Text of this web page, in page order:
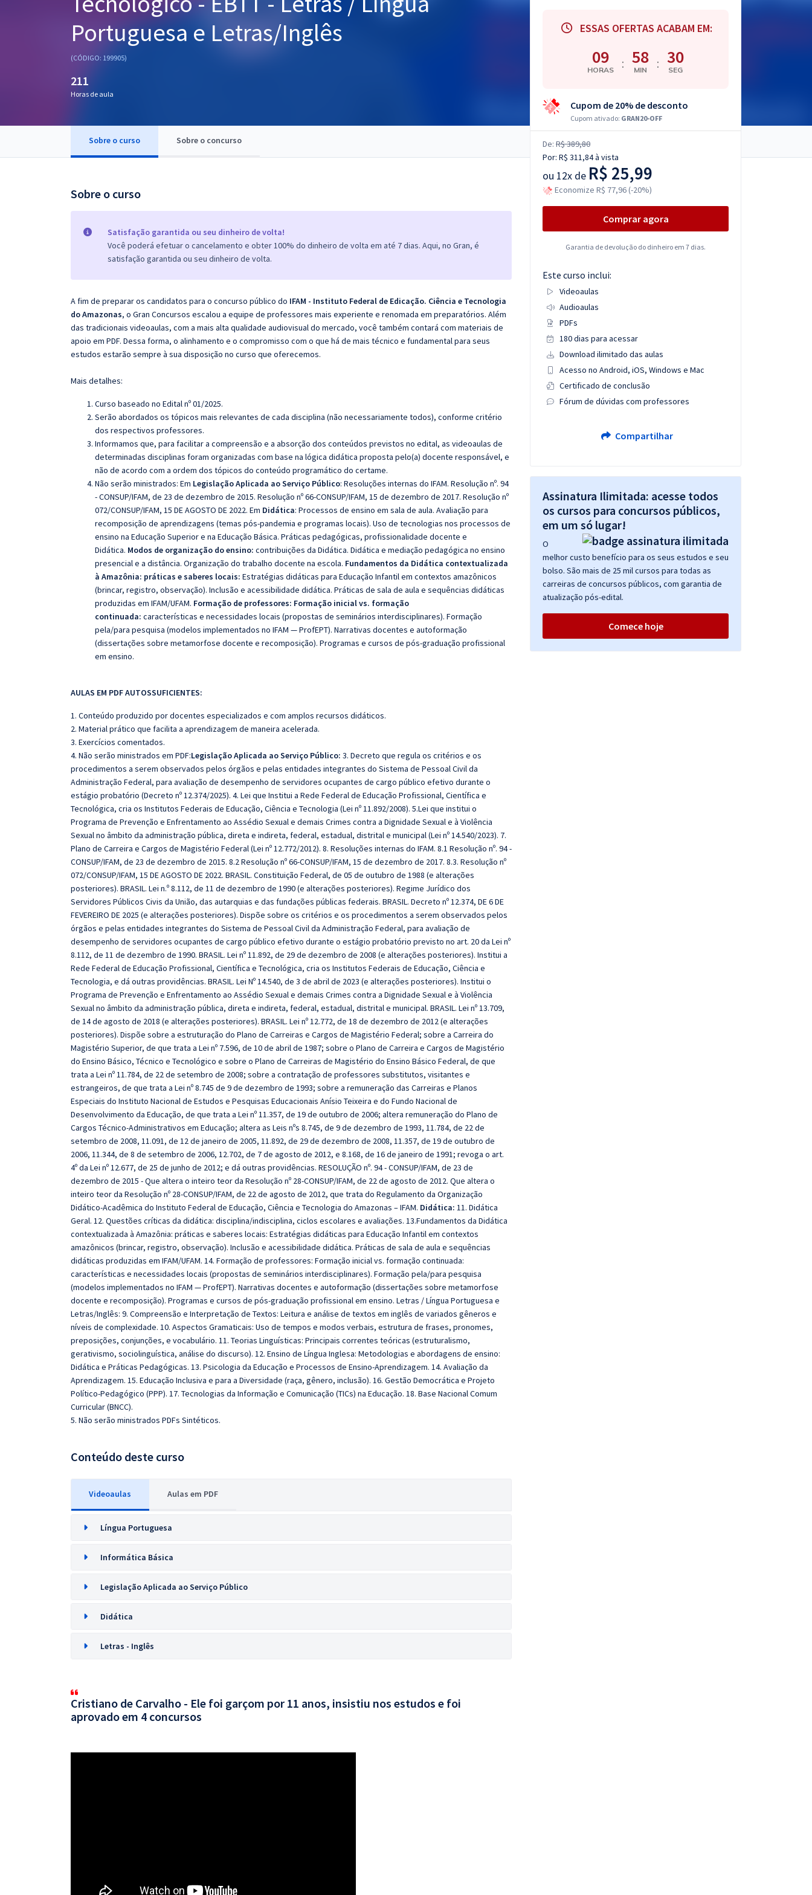
Questões grátis
Portuguesa e Letras/Inglês
(CÓDIGO: 199905)
211
Horas de aula
Sobre o curso Sobre o concurso
Sobre o curso
Satisfação garantida ou seu dinheiro de volta!
Você poderá efetuar o cancelamento e obter 100% do dinheiro de volta em até 7 dias. Aqui, no Gran, é
satisfação garantida ou seu dinheiro de volta.
A fim de preparar os candidatos para o concurso público do IFAM - Instituto Federal de Edicação. Ciência e Tecnologia
do Amazonas, o Gran Concursos escalou a equipe de professores mais experiente e renomada em preparatórios. Além
das tradicionais videoaulas, com a mais alta qualidade audiovisual do mercado, você também contará com materiais de
apoio em PDF. Dessa forma, o alinhamento e o compromisso com o que há de mais técnico e fundamental para seus
estudos estarão sempre à sua disposição no curso que oferecemos.
Mais detalhes:
Curso baseado no Edital nº 01/2025.
Serão abordados os tópicos mais relevantes de cada disciplina (não necessariamente todos), conforme critério
dos respectivos professores.
Informamos que, para facilitar a compreensão e a absorção dos conteúdos previstos no edital, as videoaulas de
determinadas disciplinas foram organizadas com base na lógica didática proposta pelo(a) docente responsável, e
não de acordo com a ordem dos tópicos do conteúdo programático do certame.
Não serão ministrados: Em Legislação Aplicada ao Serviço Público: Resoluções internas do IFAM. Resolução nº. 94
- CONSUP/IFAM, de 23 de dezembro de 2015. Resolução nº 66-CONSUP/IFAM, 15 de dezembro de 2017. Resolução nº
072/CONSUP/IFAM, 15 DE AGOSTO DE 2022. Em Didática: Processos de ensino em sala de aula. Avaliação para
recomposição de aprendizagens (temas pós-pandemia e programas locais). Uso de tecnologias nos processos de
ensino na Educação Superior e na Educação Básica. Práticas pedagógicas, profissionalidade docente e
Didática. Modos de organização do ensino: contribuições da Didática. Didática e mediação pedagógica no ensino
presencial e a distância. Organização do trabalho docente na escola. Fundamentos da Didática contextualizada
à Amazônia: práticas e saberes locais: Estratégias didáticas para Educação Infantil em contextos amazônicos
(brincar, registro, observação). Inclusão e acessibilidade didática. Práticas de sala de aula e sequências didáticas
produzidas em IFAM/UFAM. Formação de professores: Formação inicial vs. formação
continuada: características e necessidades locais (propostas de seminários interdisciplinares). Formação
pela/para pesquisa (modelos implementados no IFAM — ProfEPT). Narrativas docentes e autoformação
(dissertações sobre metamorfose docente e recomposição). Programas e cursos de pós-graduação profissional
em ensino.
AULAS EM PDF AUTOSSUFICIENTES:
1. Conteúdo produzido por docentes especializados e com amplos recursos didáticos.
2. Material prático que facilita a aprendizagem de maneira acelerada.
3. Exercícios comentados.
4. Não serão ministrados em PDF:Legislação Aplicada ao Serviço Público: 3. Decreto que regula os critérios e os
procedimentos a serem observados pelos órgãos e pelas entidades integrantes do Sistema de Pessoal Civil da
Administração Federal, para avaliação de desempenho de servidores ocupantes de cargo público efetivo durante o
estágio probatório (Decreto nº 12.374/2025). 4. Lei que Institui a Rede Federal de Educação Profissional, Científica e
Tecnológica, cria os Institutos Federais de Educação, Ciência e Tecnologia (Lei nº 11.892/2008). 5.Lei que institui o
Programa de Prevenção e Enfrentamento ao Assédio Sexual e demais Crimes contra a Dignidade Sexual e à Violência
Sexual no âmbito da administração pública, direta e indireta, federal, estadual, distrital e municipal (Lei nº 14.540/2023). 7.
Plano de Carreira e Cargos de Magistério Federal (Lei nº 12.772/2012). 8. Resoluções internas do IFAM. 8.1 Resolução nº. 94 -
CONSUP/IFAM, de 23 de dezembro de 2015. 8.2 Resolução nº 66-CONSUP/IFAM, 15 de dezembro de 2017. 8.3. Resolução nº
072/CONSUP/IFAM, 15 DE AGOSTO DE 2022. BRASIL. Constituição Federal, de 05 de outubro de 1988 (e alterações
posteriores). BRASIL. Lei n.º 8.112, de 11 de dezembro de 1990 (e alterações posteriores). Regime Jurídico dos
Servidores Públicos Civis da União, das autarquias e das fundações públicas federais. BRASIL. Decreto nº 12.374, DE 6 DE
FEVEREIRO DE 2025 (e alterações posteriores). Dispõe sobre os critérios e os procedimentos a serem observados pelos
órgãos e pelas entidades integrantes do Sistema de Pessoal Civil da Administração Federal, para avaliação de
desempenho de servidores ocupantes de cargo público efetivo durante o estágio probatório previsto no art. 20 da Lei nº
8.112, de 11 de dezembro de 1990. BRASIL. Lei nº 11.892, de 29 de dezembro de 2008 (e alterações posteriores). Institui a
Rede Federal de Educação Profissional, Científica e Tecnológica, cria os Institutos Federais de Educação, Ciência e
Tecnologia, e dá outras providências. BRASIL. Lei Nº 14.540, de 3 de abril de 2023 (e alterações posteriores). Institui o
Programa de Prevenção e Enfrentamento ao Assédio Sexual e demais Crimes contra a Dignidade Sexual e à Violência
Sexual no âmbito da administração pública, direta e indireta, federal, estadual, distrital e municipal. BRASIL. Lei nº 13.709,
de 14 de agosto de 2018 (e alterações posteriores). BRASIL. Lei nº 12.772, de 18 de dezembro de 2012 (e alterações
posteriores). Dispõe sobre a estruturação do Plano de Carreiras e Cargos de Magistério Federal; sobre a Carreira do
Magistério Superior, de que trata a Lei nº 7.596, de 10 de abril de 1987; sobre o Plano de Carreira e Cargos de Magistério
do Ensino Básico, Técnico e Tecnológico e sobre o Plano de Carreiras de Magistério do Ensino Básico Federal, de que
trata a Lei nº 11.784, de 22 de setembro de 2008; sobre a contratação de professores substitutos, visitantes e
estrangeiros, de que trata a Lei nº 8.745 de 9 de dezembro de 1993; sobre a remuneração das Carreiras e Planos
Especiais do Instituto Nacional de Estudos e Pesquisas Educacionais Anísio Teixeira e do Fundo Nacional de
Desenvolvimento da Educação, de que trata a Lei nº 11.357, de 19 de outubro de 2006; altera remuneração do Plano de
Cargos Técnico-Administrativos em Educação; altera as Leis nºs 8.745, de 9 de dezembro de 1993, 11.784, de 22 de
setembro de 2008, 11.091, de 12 de janeiro de 2005, 11.892, de 29 de dezembro de 2008, 11.357, de 19 de outubro de
2006, 11.344, de 8 de setembro de 2006, 12.702, de 7 de agosto de 2012, e 8.168, de 16 de janeiro de 1991; revoga o art.
4º da Lei nº 12.677, de 25 de junho de 2012; e dá outras providências. RESOLUÇÃO nº. 94 - CONSUP/IFAM, de 23 de
dezembro de 2015 - Que altera o inteiro teor da Resolução nº 28-CONSUP/IFAM, de 22 de agosto de 2012. Que altera o
inteiro teor da Resolução nº 28-CONSUP/IFAM, de 22 de agosto de 2012, que trata do Regulamento da Organização
Didático-Acadêmica do Instituto Federal de Educação, Ciência e Tecnologia do Amazonas – IFAM. Didática: 11. Didática
Geral. 12. Questões críticas da didática: disciplina/indisciplina, ciclos escolares e avaliações. 13.Fundamentos da Didática
contextualizada à Amazônia: práticas e saberes locais: Estratégias didáticas para Educação Infantil em contextos
amazônicos (brincar, registro, observação). Inclusão e acessibilidade didática. Práticas de sala de aula e sequências
didáticas produzidas em IFAM/UFAM. 14. Formação de professores: Formação inicial vs. formação continuada:
características e necessidades locais (propostas de seminários interdisciplinares). Formação pela/para pesquisa
(modelos implementados no IFAM — ProfEPT). Narrativas docentes e autoformação (dissertações sobre metamorfose
docente e recomposição). Programas e cursos de pós-graduação profissional em ensino. Letras / Língua Portuguesa e
Letras/Inglês: 9. Compreensão e Interpretação de Textos: Leitura e análise de textos em inglês de variados gêneros e
níveis de complexidade. 10. Aspectos Gramaticais: Uso de tempos e modos verbais, estrutura de frases, pronomes,
preposições, conjunções, e vocabulário. 11. Teorias Linguísticas: Principais correntes teóricas (estruturalismo,
gerativismo, sociolinguística, análise do discurso). 12. Ensino de Língua Inglesa: Metodologias e abordagens de ensino:
Didática e Práticas Pedagógicas. 13. Psicologia da Educação e Processos de Ensino-Aprendizagem. 14. Avaliação da
Aprendizagem. 15. Educação Inclusiva e para a Diversidade (raça, gênero, inclusão). 16. Gestão Democrática e Projeto
Político-Pedagógico (PPP). 17. Tecnologias da Informação e Comunicação (TICs) na Educação. 18. Base Nacional Comum
Curricular (BNCC).
5. Não serão ministrados PDFs Sintéticos.
Conteúdo deste curso
Videoaulas Aulas em PDF
Língua Portuguesa
Informática Básica
Legislação Aplicada ao Serviço Público
Didática
Letras - Inglês
Cristiano de Carvalho - Ele foi garçom por 11 anos, insistiu nos estudos e foi
aprovado em 4 concursos
ESSAS OFERTAS ACABAM EM:
09
HORAS : 58
MIN : 29
SEG
Cupom de 20% de desconto
Cupom ativado: GRAN20-OFF
De: R$ 389,80
Por: R$ 311,84à vista
ou 12x de R$ 25,99
Economize R$ 77,96 (-20%)
Comprar agora
Garantia de devolução do dinheiro em 7 dias.
Este curso inclui:
Videoaulas
Audioaulas
PDFs
180 dias para acessar
Download ilimitado das aulas
Acesso no Android, iOS, Windows e Mac
Certificado de conclusão
Fórum de dúvidas com professores
Compartilhar
Assinatura Ilimitada: acesse todos
os cursos para concursos públicos,
em um só lugar!
O
melhor custo benefício para os seus estudos e seu
bolso. São mais de 25 mil cursos para todas as
carreiras de concursos públicos, com garantia de
atualização pós-edital.
Comece hoje